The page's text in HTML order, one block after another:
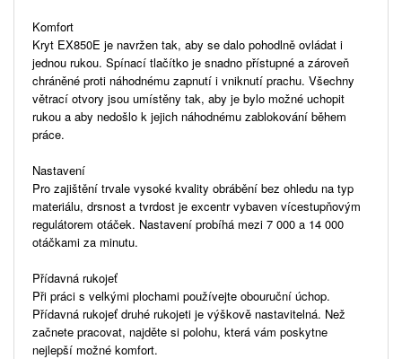
Komfort
Kryt EX850E je navržen tak, aby se dalo pohodlně ovládat i
jednou rukou. Spínací tlačítko je snadno přístupné a zároveň
chráněné proti náhodnému zapnutí i vniknutí prachu. Všechny
větrací otvory jsou umístěny tak, aby je bylo možné uchopit
rukou a aby nedošlo k jejich náhodnému zablokování během
práce.
Nastavení
Pro zajištění trvale vysoké kvality obrábění bez ohledu na typ
materiálu, drsnost a tvrdost je excentr vybaven vícestupňovým
regulátorem otáček. Nastavení probíhá mezi 7 000 a 14 000
otáčkami za minutu.
Přídavná rukojeť
Při práci s velkými plochami používejte obouruční úchop.
Přídavná rukojeť druhé rukojeti je výškově nastavitelná. Než
začnete pracovat, najděte si polohu, která vám poskytne
nejlepší možné komfort.